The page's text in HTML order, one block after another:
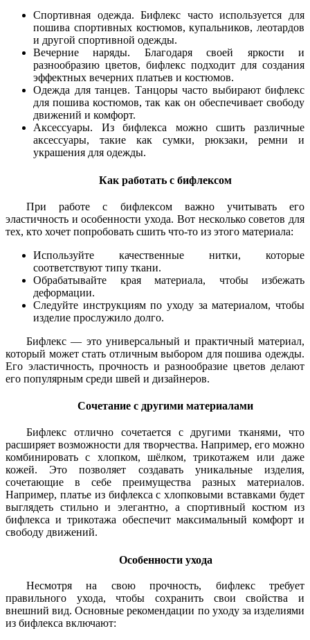
Спортивная одежда. Бифлекс часто используется для
пошива спортивных костюмов, купальников, леотардов
и другой спортивной одежды.
Вечерние наряды. Благодаря своей яркости и
разнообразию цветов, бифлекс подходит для создания
эффектных вечерних платьев и костюмов.
Одежда для танцев. Танцоры часто выбирают бифлекс
для пошива костюмов, так как он обеспечивает свободу
движений и комфорт.
Аксессуары. Из бифлекса можно сшить различные
аксессуары, такие как сумки, рюкзаки, ремни и
украшения для одежды.
Как работать с бифлексом
При работе с бифлексом важно учитывать его
эластичность и особенности ухода. Вот несколько советов для
тех, кто хочет попробовать сшить что-то из этого материала:
Используйте качественные нитки, которые
соответствуют типу ткани.
Обрабатывайте края материала, чтобы избежать
деформации.
Следуйте инструкциям по уходу за материалом, чтобы
изделие прослужило долго.
Бифлекс — это универсальный и практичный материал,
который может стать отличным выбором для пошива одежды.
Его эластичность, прочность и разнообразие цветов делают
его популярным среди швей и дизайнеров.
Сочетание с другими материалами
Бифлекс отлично сочетается с другими тканями, что
расширяет возможности для творчества. Например, его можно
комбинировать с хлопком, шёлком, трикотажем или даже
кожей. Это позволяет создавать уникальные изделия,
сочетающие в себе преимущества разных материалов.
Например, платье из бифлекса с хлопковыми вставками будет
выглядеть стильно и элегантно, а спортивный костюм из
бифлекса и трикотажа обеспечит максимальный комфорт и
свободу движений.
Особенности ухода
Несмотря на свою прочность, бифлекс требует
правильного ухода, чтобы сохранить свои свойства и
внешний вид. Основные рекомендации по уходу за изделиями
из бифлекса включают: